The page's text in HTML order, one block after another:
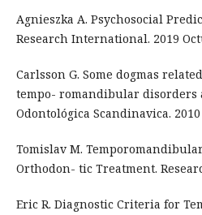
Agnieszka A. Psychosocial
Research International. 2019
Carlsson G. Some dogmas
tempo- romandibular disorders
Odontológica Scandinavica. 2010
Tomislav M.
Orthodon- tic Treatment.
Eric R. Diagnostic Criteria for